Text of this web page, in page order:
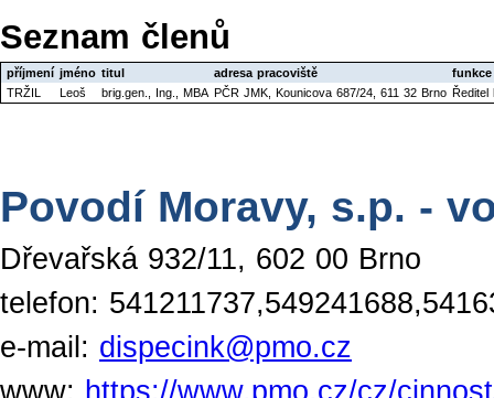
Seznam členů
příjmení jméno titul adresa pracoviště
funkce
TRŽIL
Leoš brig.gen., Ing., MBA PČR JMK, Kounicova 687/24, 611 32 Brno Ředitel
Povodí Moravy, s.p. -
Dřevařská 932/11, 602 00 Brno
telefon:
e-mail: dispecink@pmo.cz
www: https://www.pmo.cz/cz/